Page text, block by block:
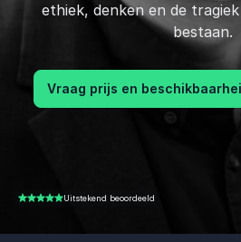
ethiek, denken en de
bestaan.
Vraag prijs en
5.00 van 5 Uitstekend beoordeeld